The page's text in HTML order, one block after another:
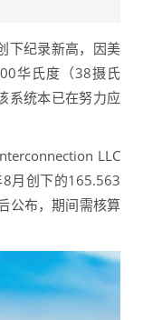
纪录新高，因美
华氏度（38摄氏
系统本已在努力应
LLC
月创下的165.563
公布，期间需核算